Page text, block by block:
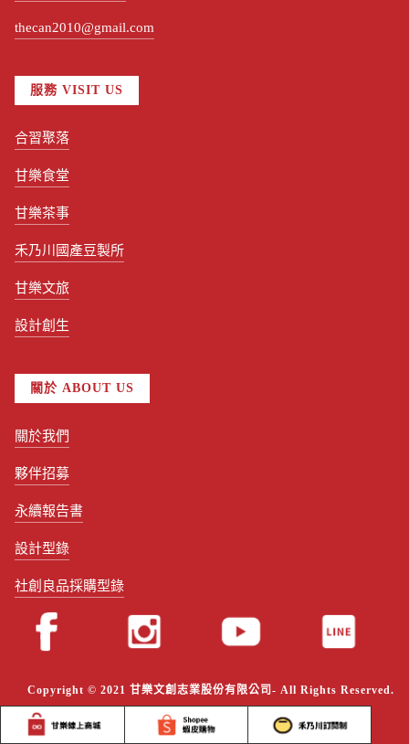
thecan2010@gmail.com
服務 VISIT US
合習聚落
甘樂食堂
甘樂茶事
禾乃川國產豆製所
甘樂文旅
設計創生
關於 ABOUT US
關於我們
夥伴招募
永續報告書
設計型錄
社創良品採購型錄
Copyright © 2021 甘樂文創志業股份有限公司- All Rights Reserved.